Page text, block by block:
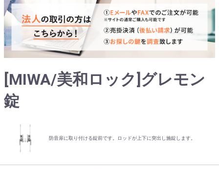
[MIWA/美和ロック]グレモン
錠
防音扉に取り付ける錠前です。ロッドが上下に突出し施錠します。